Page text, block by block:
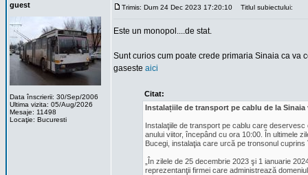
guest
Data înscrierii: 30/Sep/2006
Ultima vizita: 05/Aug/2026
Mesaje: 11498
Locaţie: Bucuresti
Trimis: Dum 24 Dec 2023 17:20:10 Titlul subiectului:
Este un monopol....de stat.
Sunt curios cum poate crede primaria Sinaia ca va
gaseste aici
Citat:
Instalațiile de transport pe cablu de la
Instalaţiile de transport pe cablu care
anului viitor, începând cu ora 10:00. În ultimele
Bucegi, instalaţia care urcă pe tronsonul
„În zilele de 25 decembrie 2023 şi 1 ianuarie
reprezentanţii firmei care administrează